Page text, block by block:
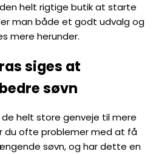
helt rigtige butik at starte
man både et godt udvalg og
mere herunder.
siges at
søvn
helt store genveje til mere
du ofte problemer med at få
søvn, og har dette en